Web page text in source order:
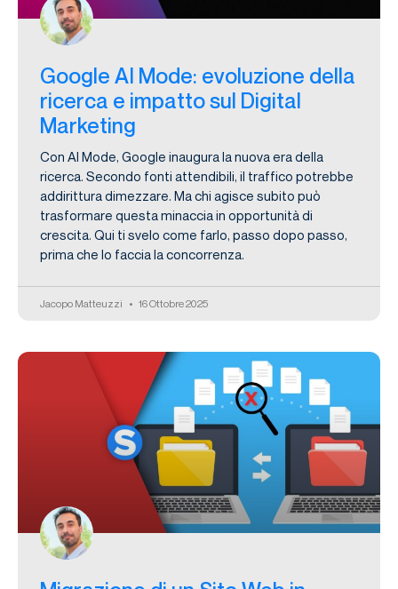
Google AI Mode: evoluzione della
ricerca e impatto sul Digital
Marketing
Con AI Mode, Google inaugura la nuova era della
ricerca. Secondo fonti attendibili, il traffico potrebbe
addirittura dimezzare. Ma chi agisce subito può
trasformare questa minaccia in opportunità di
crescita. Qui ti svelo come farlo, passo dopo passo,
prima che lo faccia la concorrenza.
Jacopo Matteuzzi 16 Ottobre 2025